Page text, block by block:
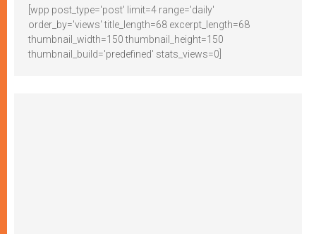
[wpp post_type='post' limit=4 range='daily'
order_by='views' title_length=68 excerpt_length=68
thumbnail_width=150 thumbnail_height=150
thumbnail_build='predefined' stats_views=0]